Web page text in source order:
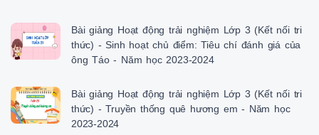
Bài giảng Hoạt động trải nghiệm Lớp 3 (Kết nối tri
thức) - Sinh hoạt chủ điểm: Tiêu chí đánh giá của
ông Táo - Năm học 2023-2024
Bài giảng Hoạt động trải nghiệm Lớp 3 (Kết nối tri
thức) - Truyền thống quê hương em - Năm học
2023-2024